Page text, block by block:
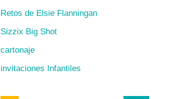
Retos de Elsie Flanningan
Sizzix Big Shot
cartonaje
invitaciones Infantiles